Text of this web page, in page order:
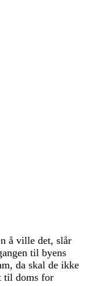
å ville det, slår
til byens
, da skal de ikke
til doms for